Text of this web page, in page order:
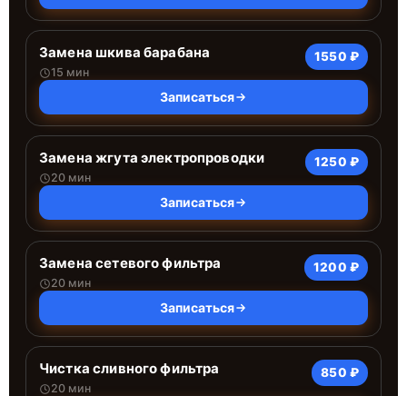
Замена шкива барабана
15 мин
1550 ₽
Записаться
Замена жгута электропроводки
20 мин
1250 ₽
Записаться
Замена сетевого фильтра
20 мин
1200 ₽
Записаться
Чистка сливного фильтра
20 мин
850 ₽